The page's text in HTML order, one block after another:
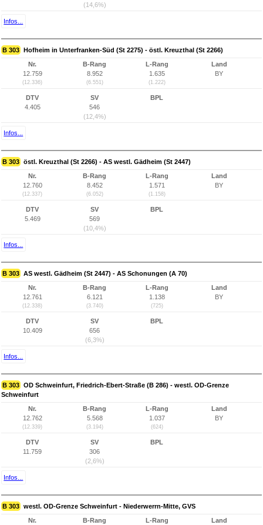
(14,6%)
Infos...
B 303 Hofheim in Unterfranken-Süd (St 2275) - östl. Kreuzthal (St 2266)
Nr.
12.759
(12.336)
B-Rang
8.952
(6.551)
L-Rang
1.635
(1.222)
Land
BY
DTV
4.405
SV
546
(12,4%)
BPL
Infos...
B 303 östl. Kreuzthal (St 2266) - AS westl. Gädheim (St 2447)
Nr.
12.760
(12.337)
B-Rang
8.452
(6.052)
L-Rang
1.571
(1.158)
Land
BY
DTV
5.469
SV
569
(10,4%)
BPL
Infos...
B 303 AS westl. Gädheim (St 2447) - AS Schonungen (A 70)
Nr.
12.761
(12.338)
B-Rang
6.121
(3.740)
L-Rang
1.138
(725)
Land
BY
DTV
10.409
SV
656
(6,3%)
BPL
Infos...
B 303 OD Schweinfurt, Friedrich-Ebert-Straße (B 286) - westl. OD-Grenze
Schweinfurt
Nr.
12.762
(12.339)
B-Rang
5.568
(3.194)
L-Rang
1.037
(624)
Land
BY
DTV
11.759
SV
306
(2,6%)
BPL
Infos...
B 303 westl. OD-Grenze Schweinfurt - Niederwerrn-Mitte, GVS
Nr.
B-Rang
L-Rang
Land